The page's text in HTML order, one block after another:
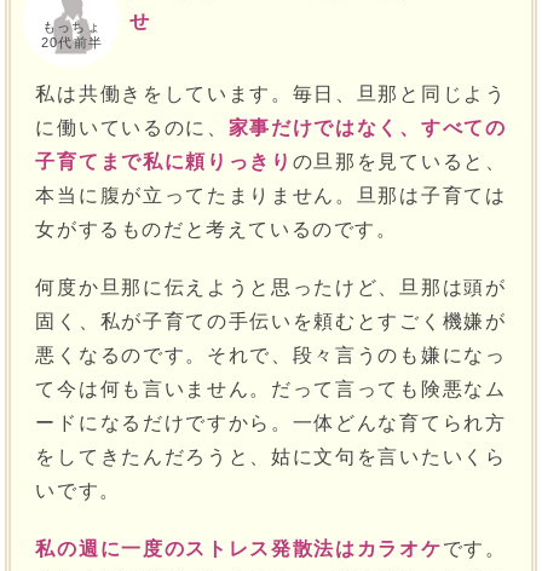
もっちょ
20代前半
せ
私は共働きをしています。毎日、旦那と同じよう
に働いているのに、 家事だけではなく、すべての
子育てまで私に頼りっきり の旦那を見ていると、
本当に腹が立ってたまりません。旦那は子育ては
女がするものだと考えているのです。
何度か旦那に伝えようと思ったけど、旦那は頭が
固く、私が子育ての手伝いを頼むとすごく機嫌が
悪くなるのです。それで、段々言うのも嫌になっ
て今は何も言いません。だって言っても険悪なム
ードになるだけですから。一体どんな育てられ方
をしてきたんだろうと、姑に文句を言いたいくら
いです。
私の週に一度のストレス発散法はカラオケです。